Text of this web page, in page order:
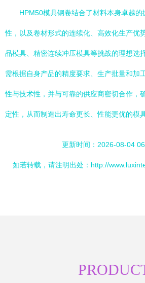
HPM50模具钢卷结合了材料本身卓越
性，以及卷材形式的连续化、高效化生产优
品模具、精密连续冲压模具等挑战的理想选
需根据自身产品的精度要求、生产批量和加
性与技术性，并与可靠的供应商密切合作，
定性，从而制造出寿命更长、性能更优的模具
更新时间：2026-08-04
如若转载，请注明出处：http://